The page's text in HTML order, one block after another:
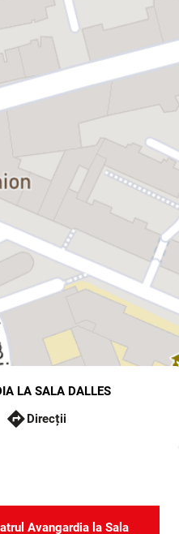
LA SALA DALLES
directionsDirecții
Avangardia la Sala